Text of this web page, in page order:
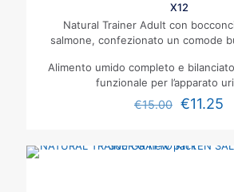
X12
Natural Trainer Adult con
salmone, confezionato un comode
Alimento umido completo e
funzionale per l’apparato
€15.00 €11.25